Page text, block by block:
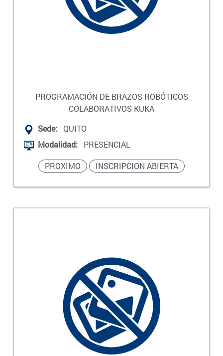
PROGRAMACIÓN DE BRAZOS ROBÓTICOS
COLABORATIVOS KUKA
Sede:
QUITO
Modalidad:
PRESENCIAL
PROXIMO INSCRIPCION ABIERTA